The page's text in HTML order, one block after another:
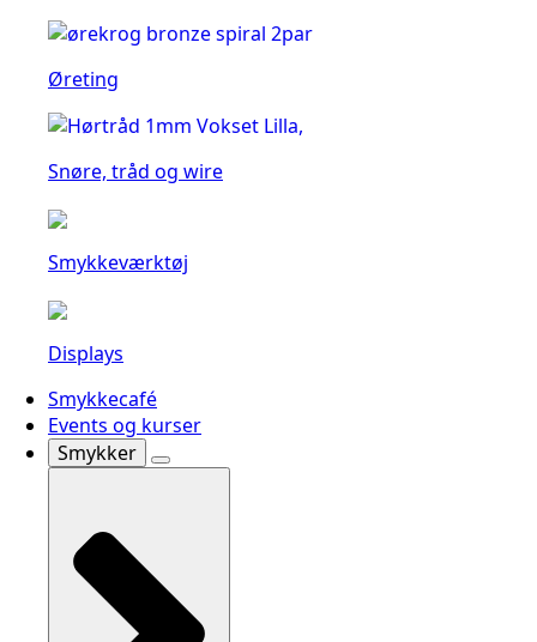
Øreting
Snøre, tråd og wire
Smykkeværktøj
Displays
Smykkecafé
Events og kurser
Smykker